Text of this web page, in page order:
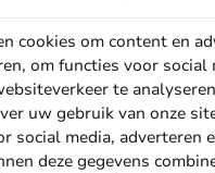
cookies om content en
om functies voor social
te
uw gebruik van onze
social media, adverteren
deze gegevens